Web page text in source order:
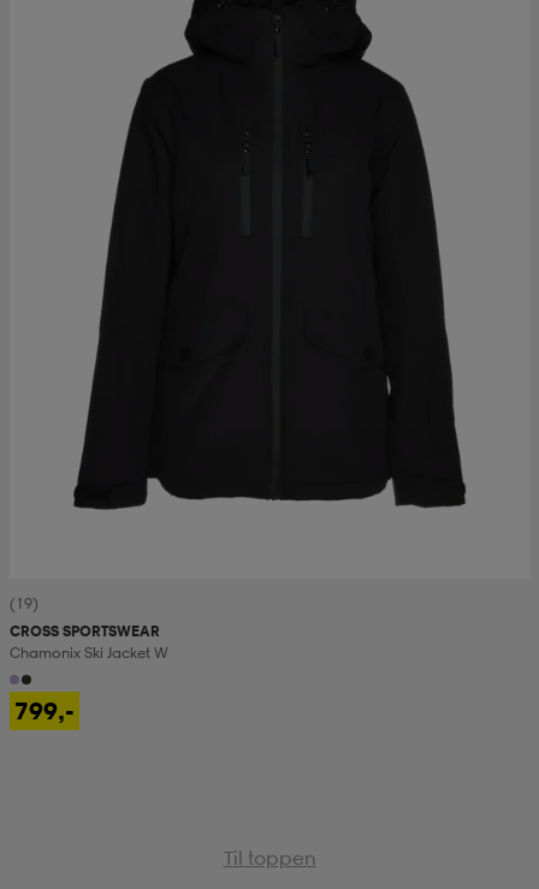
(19)
CROSS SPORTSWEAR
Chamonix Ski Jacket W
799,-
Til toppen